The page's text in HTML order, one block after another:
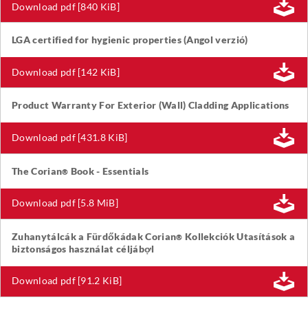
Download pdf [840 KiB]
LGA certified for hygienic properties (Angol verzió)
Download pdf [142 KiB]
Product Warranty For Exterior (Wall) Cladding Applications
Download pdf [431.8 KiB]
The Corian® Book - Essentials
Download pdf [5.8 MiB]
Zuhanytálcák a Fürdőkádak Corian® Kollekciók Utasítások a
biztonságos használat céljábợl
Download pdf [91.2 KiB]